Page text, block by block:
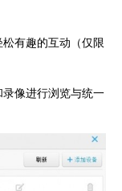
有趣的互动（仅限
像进行浏览与统一